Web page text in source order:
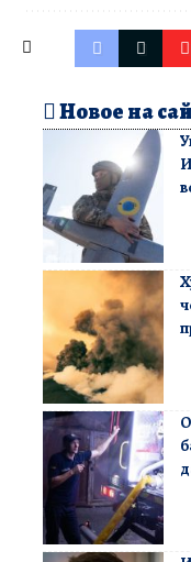
Новое на